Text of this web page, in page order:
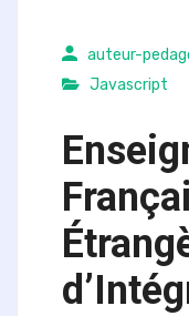
auteur-
Javascript